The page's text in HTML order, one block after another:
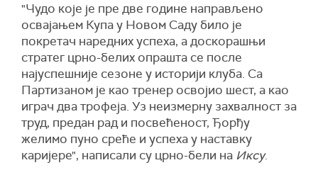
"Чудо које је пре две године направљено
освајањем Купа у Новом Саду било је
покретач наредних успеха, а доскорашњи
стратег црно-белих опрашта се после
најуспешније сезоне у историји клуба. Са
Партизаном је као тренер освојио шест, а као
играч два трофеја. Уз неизмерну захвалност за
труд, предан рад и посвећеност, Ђорђу
желимо пуно среће и успеха у наставку
каријере", написали су црно-бели на Иксу.